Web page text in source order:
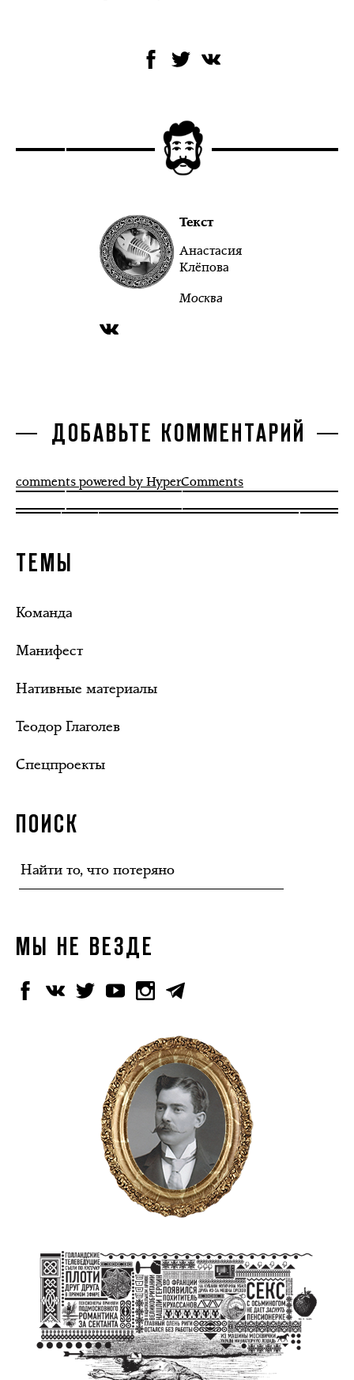
Текст
Анастасия
Клёпова
Москва
ДОБАВЬТЕ КОММЕНТАРИЙ
comments powered by HyperComments
ТЕМЫ
Команда
Манифест
Нативные материалы
Теодор Глаголев
Спецпроекты
ПОИСК
МЫ НЕ ВЕЗДЕ